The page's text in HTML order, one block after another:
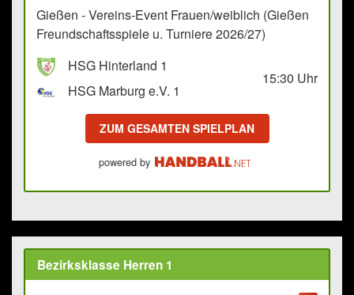
Gießen - Vereins-Event Frauen/weiblich (Gießen
Freundschaftsspiele u. Turniere 2026/27)
HSG Hinterland 1
HSG Marburg e.V. 1
15:30 Uhr
ZUM GESAMTEN SPIELPLAN
powered by
Bezirksklasse Herren 1